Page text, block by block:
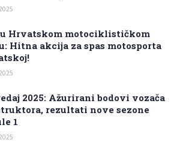
Hrvatskom motociklističkom
Hitna akcija za spas motosporta
2025: Ažurirani bodovi vozača
rezultati nove sezone
1